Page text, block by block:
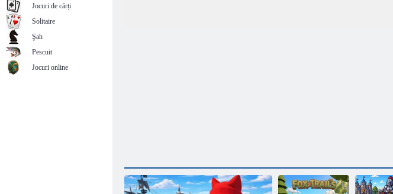
Jocuri de cărți
Solitaire
Şah
Pescuit
Jocuri online